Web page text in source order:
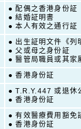
● 配偶之香港身份証
● 結婚証明書
● 本人有效之通行証
● 出生証明文件《列
● 父或母之身份証
● 醫管局職員或其家
● 香港身份証
● T.R.Y.447 或退休
● 香港身份証
● 有效醫療費用豁免
● 香港身份証